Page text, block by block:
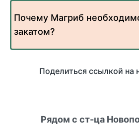
Почему Магриб
закатом?
Поделиться ссылкой на
Рядом с ст-ца